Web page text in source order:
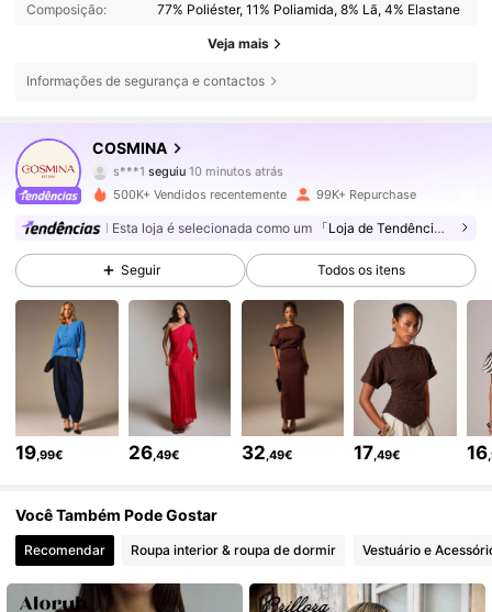
Composição:
77% Poliéster, 11% Poliamida, 8% Lã, 4% Elastane
Veja mais
Informações de segurança e contactos
COSMINA
seguiu
10 minutos atrás
C***r está a navegar
4,74
842K Seguidores
4,74 842K Seguidores
842K Seguidores
4,74 842K Seguidores
4,74
500K+ Vendidos recentemente 99K+ Repurchase
Esta loja é selecionada como um 「Loja de Tendências」
Seguir Todos os itens
19,99€ 26,49€ 32,49€ 17,49€ 16
Você Também Pode Gostar
Recomendar Roupa interior & roupa de dormir Vestuário e